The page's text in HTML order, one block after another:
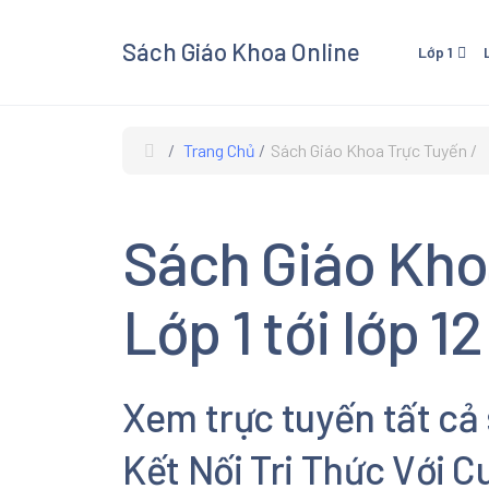
Sách Giáo Khoa Online Lớp 1
Lớp 1 - Kết Nối Tri ThứcLớp 3
Lớp 3
Giáo
giáo
Âm
Trang Chủ Sách Giáo Khoa Trực Tuyến
Sách Giáo
Lớp 1 tới lớp 12
Xem trực tuyến tất cả
Kết Nối Tri Thức Với